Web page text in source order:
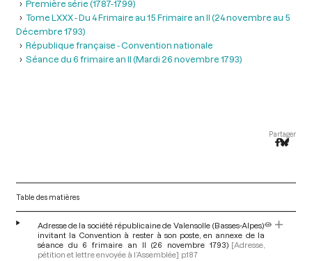
Première série (1787-1799)
Tome LXXX - Du 4 Frimaire au 15 Frimaire an II (24 novembre au 5
Décembre 1793)
République française - Convention nationale
Séance du 6 frimaire an II (Mardi 26 novembre 1793)
Partager
Table des matières
Adresse de la société républicaine de Valensolle (Basses-Alpes)
invitant la Convention à rester à son poste, en annexe de la
séance du 6 frimaire an II (26 novembre 1793) [Adresse,
pétition et lettre envoyée à l’Assemblée] p.187